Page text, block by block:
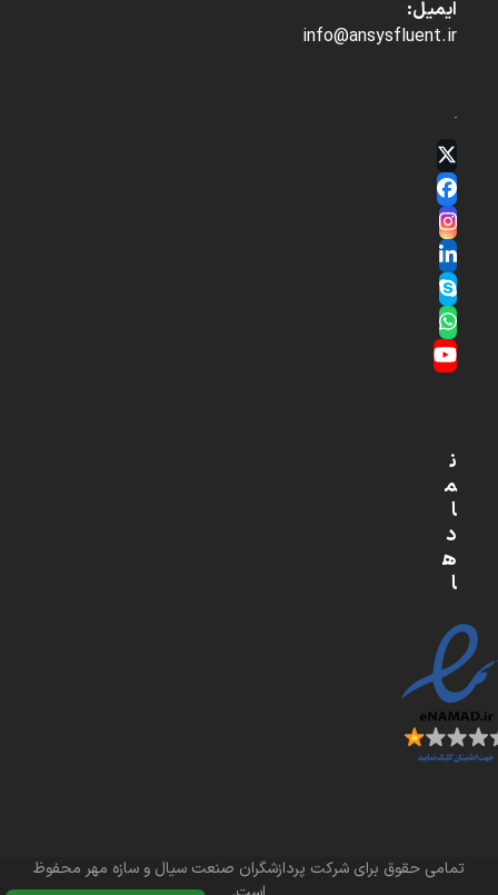
ایمیل:
info@ansysfluent.ir
Twitter
(deprecated)
Facebook
Instagram
LinkedIn
Skype
Whatsapp
YouTube
ن
م
ا
د
ه
ا
تمامی حقوق برای شرکت پردازشگران صنعت سیال و سازه مهر محفوظ